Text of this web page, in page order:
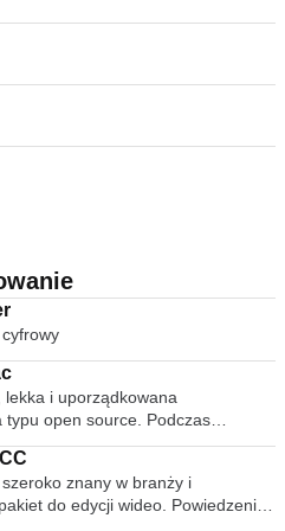
i uporządkowana
open source. Podczas
roku Mozilla Firefox była pierwszą
dominację Microsoft Internet
Firefox konsekwentnie
przeglądarkach na całym
znany w branży i
do edycji wideo. Powiedzenie,